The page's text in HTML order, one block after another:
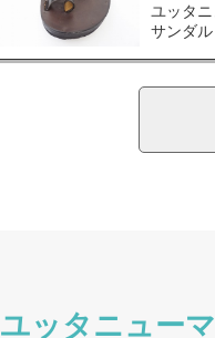
ユッタ
サンダル
ユッタニュー